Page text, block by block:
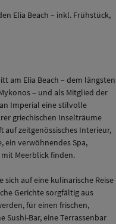
Elia Beach – inkl. Frühstück,
am Elia Beach – dem längsten
– und als Mitglied der
Imperial eine stilvolle
griechischen Inselträume
auf zeitgenössisches Interieur,
ein verwöhnendes Spa,
Meerblick finden.
sich auf eine kulinarische Reise
Gerichte sorgfältig aus
für einen frischen,
Sushi-Bar, eine Terrassenbar